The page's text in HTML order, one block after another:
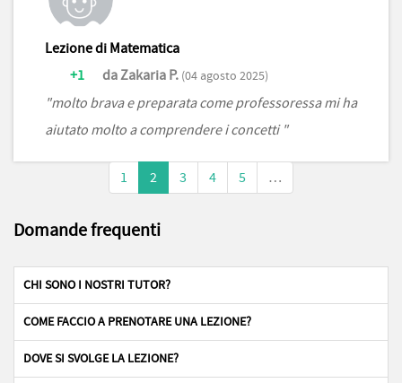
Lezione di Matematica
+1
da Zakaria P. (04 agosto 2025)
"molto brava e preparata come professoressa mi ha
aiutato molto a comprendere i concetti "
1 2 3 4 5 …
Domande frequenti
CHI SONO I NOSTRI TUTOR?
COME FACCIO A PRENOTARE UNA LEZIONE?
DOVE SI SVOLGE LA LEZIONE?